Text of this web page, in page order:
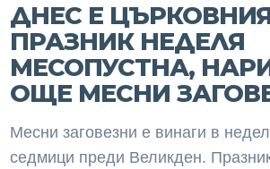
ДНЕС Е
ПРАЗНИК НЕДЕЛЯ
МЕСОПУСТНА,
ОЩЕ МЕСНИ
Месни заговезни е винаги в
седмици преди Великден.